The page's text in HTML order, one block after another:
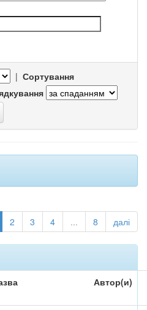
| Сортування
2 3 4 ... 8 далі
Автор(и)